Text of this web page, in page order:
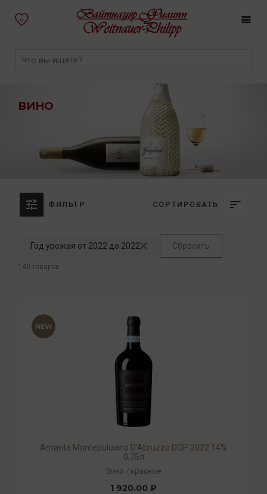
0
ВИНО
ФИЛЬТР СОРТИРОВАТЬ
Год урожая от 2022 до 2022 Сбросить
140 товаров
Amanta Montepulciano D'Abruzzo DOP 2022 14%
0,75л
Вино / красное
1 920.00 ₽